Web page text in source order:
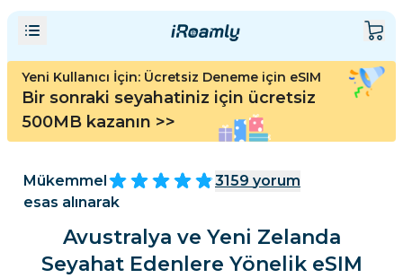
Yeni Kullanıcı İçin: Ücretsiz Deneme için eSIM
Bir sonraki seyahatiniz için ücretsiz
500MB kazanın >>
Mükemmel 3159 yorum
esas alınarak
Avustralya ve Yeni Zelanda
Seyahat Edenlere Yönelik eSIM